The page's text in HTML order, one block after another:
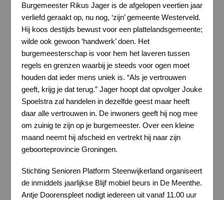
Burgemeester Rikus Jager is de afgelopen veertien jaar
verliefd geraakt op, nu nog, ‘zijn’ gemeente Westerveld.
Hij koos destijds bewust voor een plattelandsgemeente;
wilde ook gewoon ‘handwerk’ doen. Het
burgemeesterschap is voor hem het laveren tussen
regels en grenzen waarbij je steeds voor ogen moet
houden dat ieder mens uniek is. “Als je vertrouwen
geeft, krijg je dat terug.” Jager hoopt dat opvolger Jouke
Spoelstra zal handelen in dezelfde geest maar heeft
daar alle vertrouwen in. De inwoners geeft hij nog mee
om zuinig te zijn op je burgemeester. Over een kleine
maand neemt hij afscheid en vertrekt hij naar zijn
geboorteprovincie Groningen.
Stichting Senioren Platform Steenwijkerland organiseert
de inmiddels jaarlijkse Blijf mobiel beurs in De Meenthe.
Antje Doorenspleet nodigt iedereen uit vanaf 11.00 uur